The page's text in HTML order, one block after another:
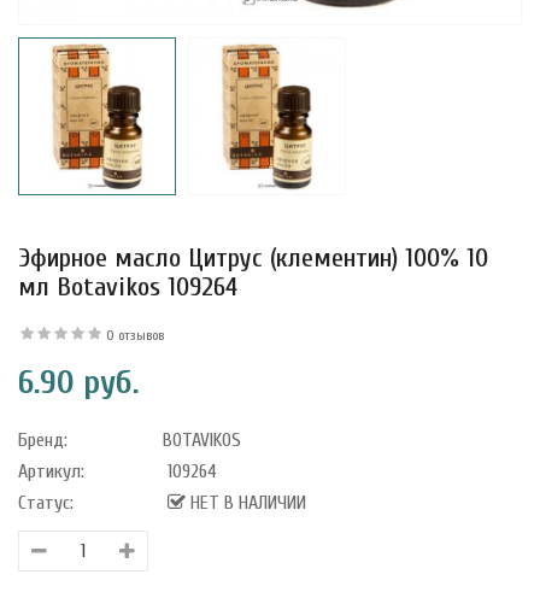
Эфирное масло Цитрус (клементин) 100% 10
мл Botavikos 109264
0 отзывов
6.90 руб.
Бренд:
BOTAVIKOS
Артикул:
109264
Статус:
НЕТ В НАЛИЧИИ